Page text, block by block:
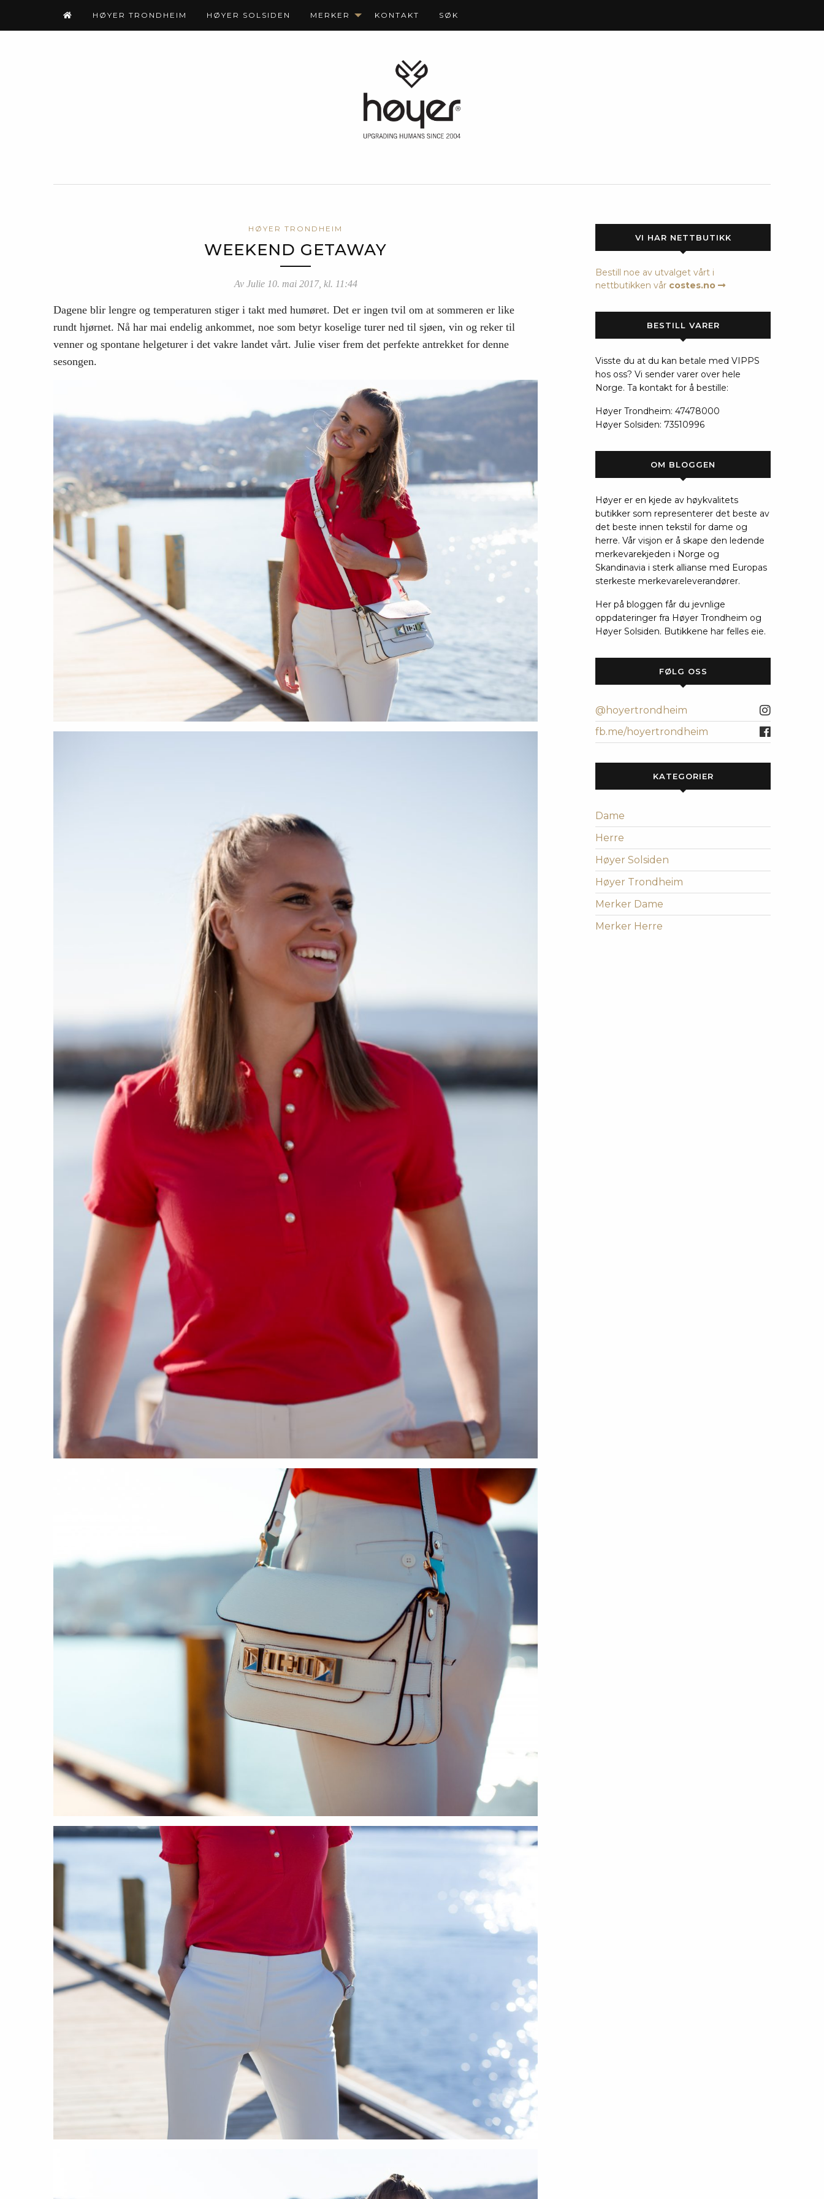
HØYER TRONDHEIM HØYER SOLSIDEN MERKER KONTAKT SØK
HØYER TRONDHEIM
WEEKEND GETAWAY
Av Julie 10. mai 2017, kl. 11:44
Dagene blir lengre og temperaturen stiger i takt med humøret. Det er ingen tvil om at sommeren er like
rundt hjørnet. Nå har mai endelig ankommet, noe som betyr koselige turer ned til sjøen, vin og reker til
venner og spontane helgeturer i det vakre landet vårt. Julie viser frem det perfekte antrekket for denne
sesongen.
VI HAR NETTBUTIKK
Bestill noe av utvalget vårt i
nettbutikken vår costes.no
BESTILL VARER
Visste du at du kan betale med VIPPS
hos oss? Vi sender varer over hele
Norge. Ta kontakt for å bestille:
Høyer Trondheim: 47478000
Høyer Solsiden: 73510996
OM BLOGGEN
Høyer er en kjede av høykvalitets
butikker som representerer det beste av
det beste innen tekstil for dame og
herre. Vår visjon er å skape den ledende
merkevarekjeden i Norge og
Skandinavia i sterk allianse med Europas
sterkeste merkevareleverandører.
Her på bloggen får du jevnlige
oppdateringer fra Høyer Trondheim og
Høyer Solsiden. Butikkene har felles eie.
FØLG OSS
@hoyertrondheim
fb.me/hoyertrondheim
KATEGORIER
Dame
Herre
Høyer Solsiden
Høyer Trondheim
Merker Dame
Merker Herre